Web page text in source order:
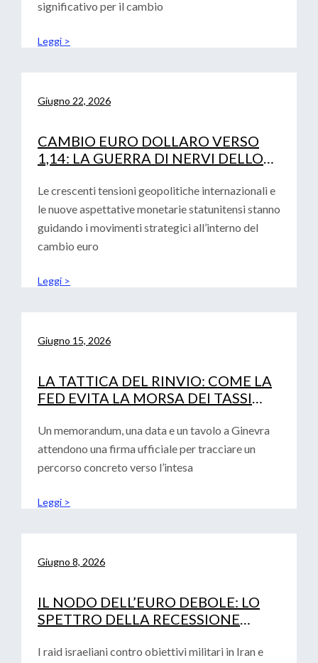
significativo per il cambio
Leggi >
Giugno 22, 2026
CAMBIO EURO DOLLARO VERSO
1,14: LA GUERRA DI NERVI DELLO
Le crescenti tensioni geopolitiche internazionali e
le nuove aspettative monetarie statunitensi stanno
guidando i movimenti strategici all’interno del
cambio euro
Leggi >
Giugno 15, 2026
LA TATTICA DEL RINVIO: COME LA
FED EVITA LA MORSA DEI TASSI
Un memorandum, una data e un tavolo a Ginevra
attendono una firma ufficiale per tracciare un
percorso concreto verso l’intesa
Leggi >
Giugno 8, 2026
IL NODO DELL’EURO DEBOLE: LO
SPETTRO DELLA RECESSIONE
DI INTERESSE BCE
I raid israeliani contro obiettivi militari in Iran e